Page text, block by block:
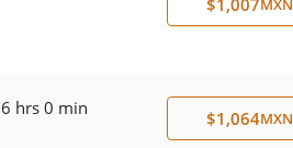
$1,007MXN
6 hrs 0 min $1,064MXN